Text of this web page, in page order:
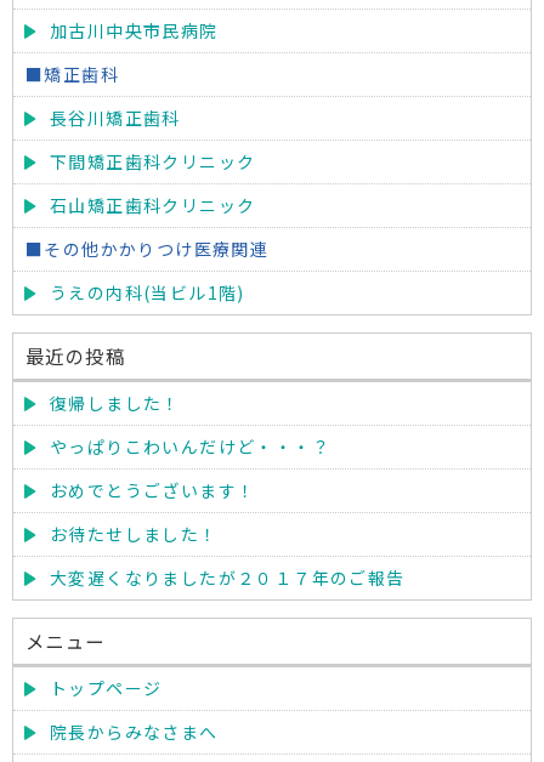
加古川中央市民病院
■矯正歯科
長谷川矯正歯科
下間矯正歯科クリニック
石山矯正歯科クリニック
■その他かかりつけ医療関連
うえの内科(当ビル1階)
最近の投稿
復帰しました！
やっぱりこわいんだけど・・・？
おめでとうございます！
お待たせしました！
大変遅くなりましたが２０１７年のご報告
メニュー
トップページ
院長からみなさまへ